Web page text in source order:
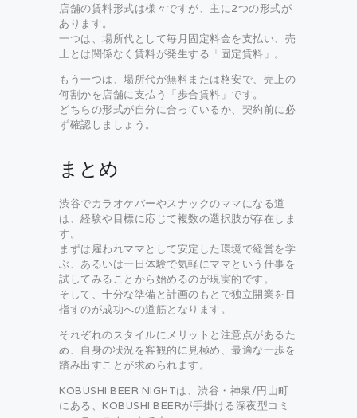
店舗の賃料形式は様々ですが、主に2つの形式が
あります。
一つは、場所代として毎月固定料金を支払い、売
上とは関係なく賃料が発生する「固定賃料」。
もう一つは、場所代が無料または格安で、売上の
何割かを店舗に支払う「歩合賃料」です。
どちらの形式が自分に合っているか、契約前に必
ず確認しましょう。
まとめ
渋谷でカラオケバーやスナックのママになる道
は、経験や目標に応じて複数の選択肢が存在しま
す。
まずは雇われママとして安定した環境で経営を学
ぶ、あるいは一日体験で気軽にママという仕事を
試してみることから始めるのが現実的です。
そして、十分な準備と計画のもとで独立開業を目
指すのが成功への道筋となります。
それぞれのスタイルにメリットと注意点があるた
め、自身の状況を客観的に見極め、最適な一歩を
踏み出すことが求められます。
KOBUSHI BEER NIGHTは、渋谷・神泉/円山町
にある、KOBUSHI BEERが手掛ける深夜型コミ